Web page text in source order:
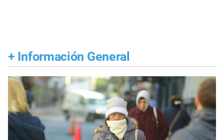
+ Información General